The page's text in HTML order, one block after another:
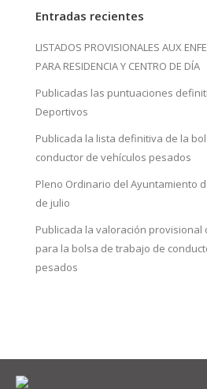
Entradas recientes
LISTADOS PROVISIONALES AUX
PARA RESIDENCIA Y CENTRO DE DÍA
Publicadas las puntuaciones
Deportivos
Publicada la lista definitiva de la
conductor de vehículos pesados
Pleno Ordinario del Ayuntamiento
de julio
Publicada la valoración provisional
para la bolsa de trabajo de
pesados